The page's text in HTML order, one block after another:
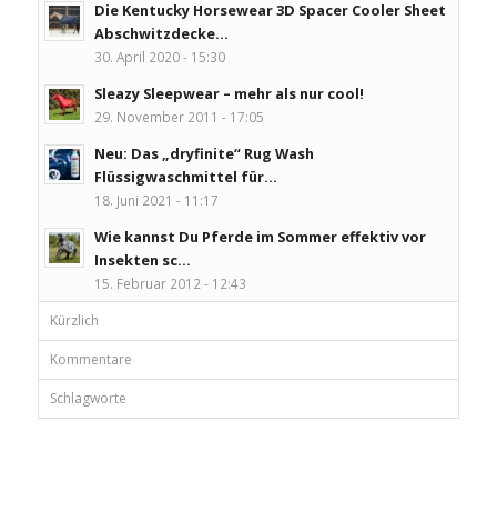
Die Kentucky Horsewear 3D Spacer Cooler Sheet
Abschwitzdecke...
30. April 2020 - 15:30
Sleazy Sleepwear – mehr als nur cool!
29. November 2011 - 17:05
Neu: Das „dryfinite“ Rug Wash
Flüssigwaschmittel für...
18. Juni 2021 - 11:17
Wie kannst Du Pferde im Sommer effektiv vor
Insekten sc...
15. Februar 2012 - 12:43
Kürzlich
Kommentare
Schlagworte